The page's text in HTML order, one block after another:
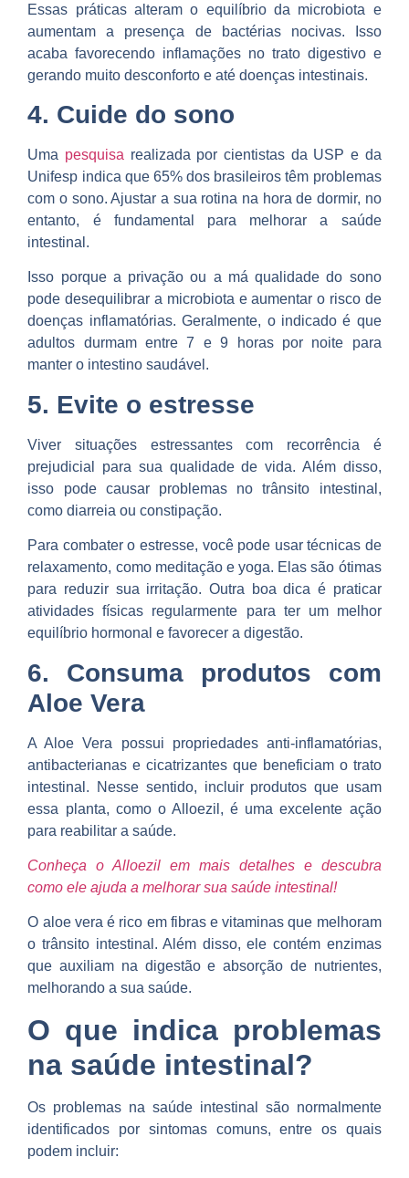
Essas práticas alteram o equilíbrio da microbiota e
aumentam a presença de bactérias nocivas. Isso
acaba favorecendo inflamações no trato digestivo e
gerando muito desconforto e até doenças intestinais.
4. Cuide do sono
Uma pesquisa realizada por cientistas da USP e da
Unifesp indica que 65% dos brasileiros têm problemas
com o sono. Ajustar a sua rotina na hora de dormir, no
entanto, é fundamental para melhorar a saúde
intestinal.
Isso porque a privação ou a má qualidade do sono
pode desequilibrar a microbiota e aumentar o risco de
doenças inflamatórias. Geralmente, o indicado é que
adultos durmam entre 7 e 9 horas por noite para
manter o intestino saudável.
5. Evite o estresse
Viver situações estressantes com recorrência é
prejudicial para sua qualidade de vida. Além disso,
isso pode causar problemas no trânsito intestinal,
como diarreia ou constipação.
Para combater o estresse, você pode usar técnicas de
relaxamento, como meditação e yoga. Elas são ótimas
para reduzir sua irritação. Outra boa dica é praticar
atividades físicas regularmente para ter um melhor
equilíbrio hormonal e favorecer a digestão.
6. Consuma produtos com
Aloe Vera
A Aloe Vera possui propriedades anti-inflamatórias,
antibacterianas e cicatrizantes que beneficiam o trato
intestinal. Nesse sentido, incluir produtos que usam
essa planta, como o Alloezil, é uma excelente ação
para reabilitar a saúde.
Conheça o Alloezil em mais detalhes e descubra
como ele ajuda a melhorar sua saúde intestinal!
O aloe vera é rico em fibras e vitaminas que melhoram
o trânsito intestinal. Além disso, ele contém enzimas
que auxiliam na digestão e absorção de nutrientes,
melhorando a sua saúde.
O que indica problemas
na saúde intestinal?
Os problemas na saúde intestinal são normalmente
identificados por sintomas comuns, entre os quais
podem incluir: